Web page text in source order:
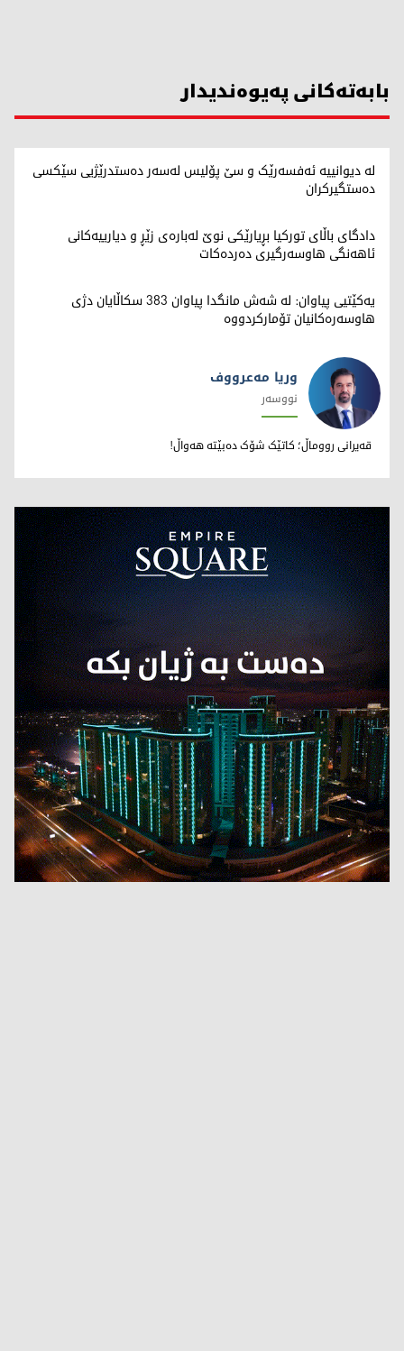
بابەتەکانی پەیوەندیدار
لە دیوانییە ئەفسەرێک و سێ پۆلیس لەسەر دەستدرێژیی سێکسی
دەستگیرکران
دادگای باڵای تورکیا بڕیارێکی نوێ لەبارەی زێڕ و دیارییەکانی
ئاهەنگی هاوسەرگیری دەردەکات
یەکێتیی پیاوان: لە شەش مانگدا پیاوان 383 سکاڵایان دژی
هاوسەرەکانیان تۆمارکردووە
وریا مەعرووف
وریا مەعرووف
نووسەر
قەیرانی رووماڵ؛ کاتێک شۆک دەبێتە هەواڵ!